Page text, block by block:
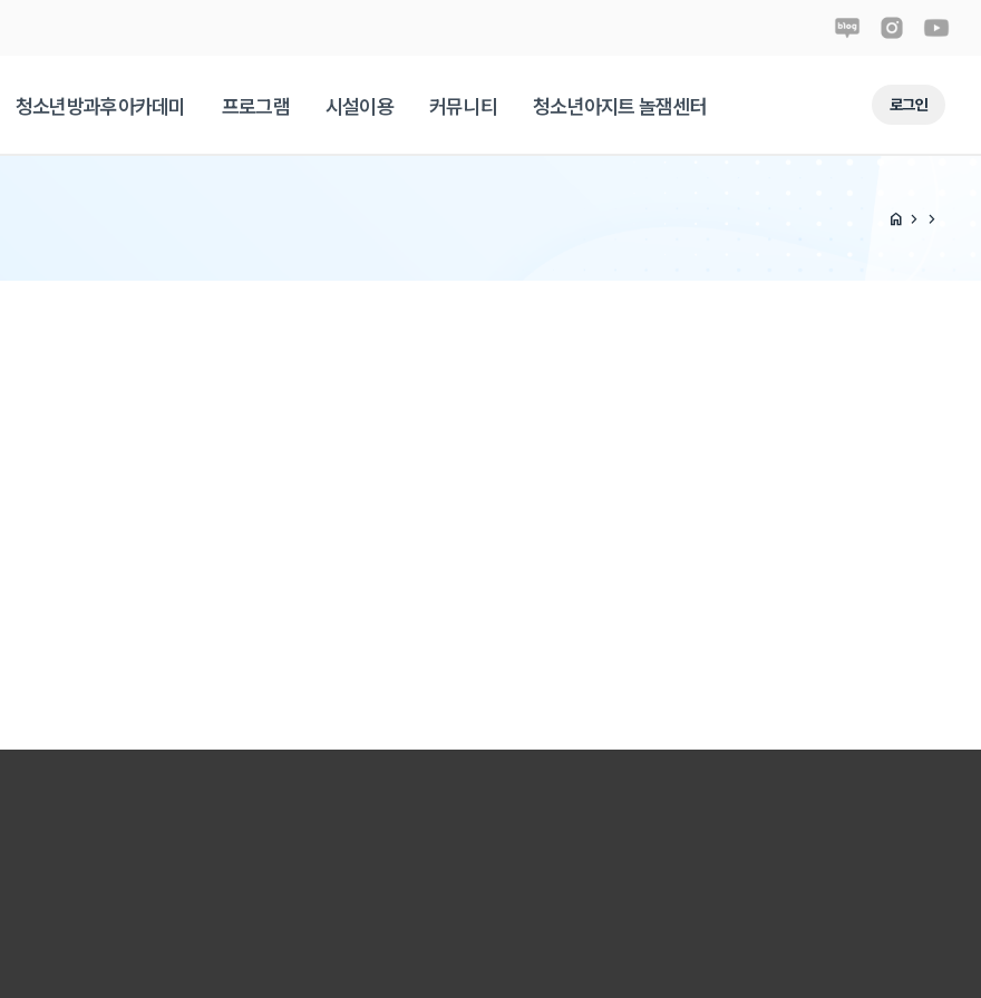
청소년방과후아카데미 프로그램 시설이용 커뮤니티 청소년아지트 놀잼센터 로그인
home chevron_right chevron_right